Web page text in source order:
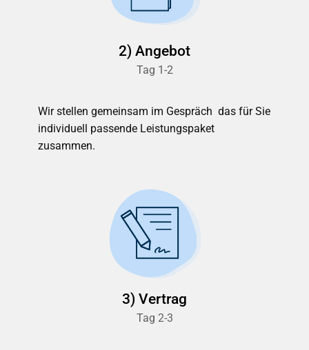
2) Angebot
Tag 1-2
Wir stellen gemeinsam im Gespräch das für Sie
individuell passende Leistungspaket
zusammen.
3) Vertrag
Tag 2-3